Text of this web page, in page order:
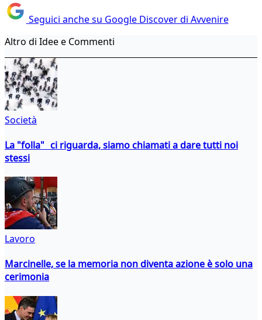
Seguici anche su Google Discover di Avvenire
Altro di Idee e Commenti
Società
La "folla" ci riguarda, siamo chiamati a dare tutti noi
stessi
Lavoro
Marcinelle, se la memoria non diventa azione è solo una
cerimonia